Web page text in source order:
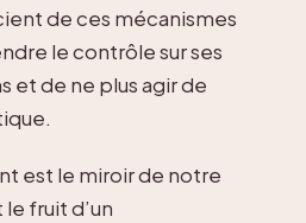
de ces mécanismes
le contrôle sur ses
et de ne plus agir de
est le miroir de notre
fruit d’un